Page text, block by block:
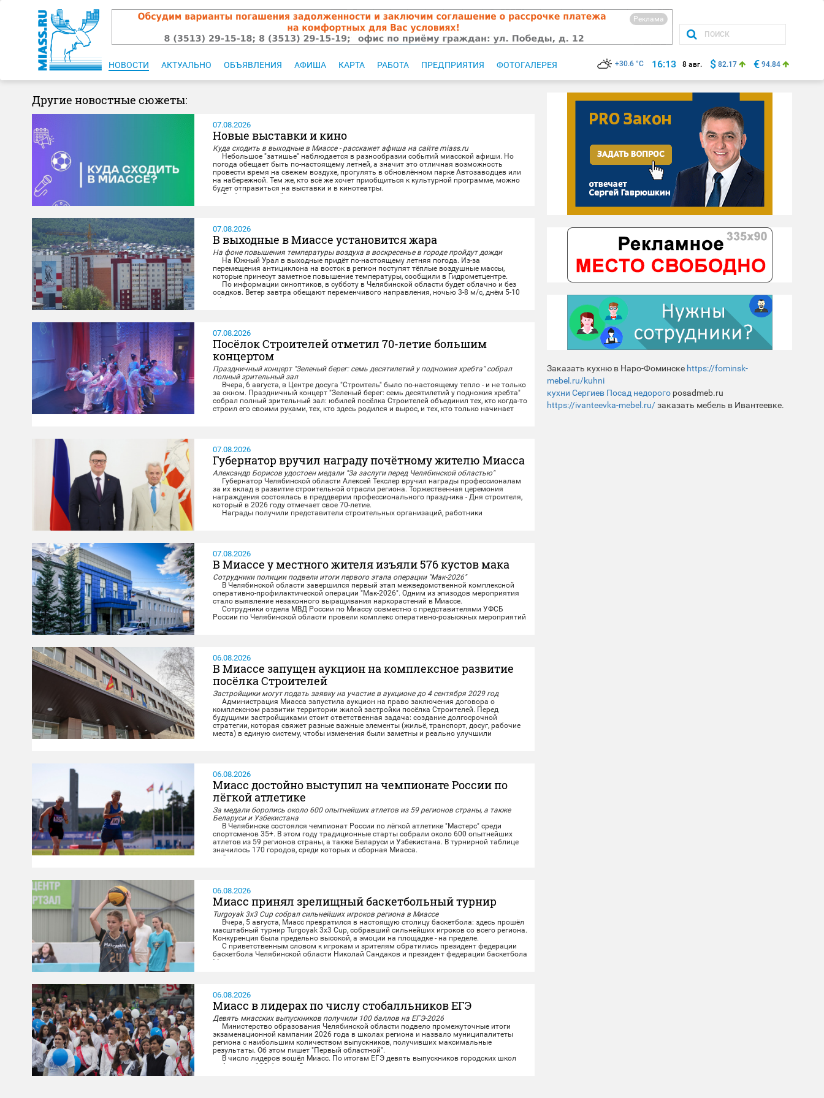
Реклама
НОВОСТИ АКТУАЛЬНО ОБЪЯВЛЕНИЯ АФИША КАРТА РАБОТА ПРЕДПРИЯТИЯ ФОТОГАЛЕРЕЯ +30.6 °C 16:13 8 авг. $ 82.17 € 94.84
Другие новостные сюжеты:
07.08.2026
Новые выставки и кино
Куда сходить в выходные в Миассе - расскажет афиша на сайте miass.ru
Небольшое "затишье" наблюдается в разнообразии событий миасской афиши. Но
погода обещает быть по-настоящему летней, а значит это отличная возможность
провести время на свежем воздухе, прогулять в обновлённом парке Автозаводцев или
на набережной. Тем же, кто всё же хочет приобщиться к культурной программе, можно
будет отправиться на выставки и в кинотеатры.
Любители спокойного времяпрепровождения...
07.08.2026
В выходные в Миассе установится жара
На фоне повышения температуры воздуха в воскресенье в городе пройдут дожди
На Южный Урал в выходные придёт по-настоящему летняя погода. Из-за
перемещения антициклона на восток в регион поступят тёплые воздушные массы,
которые принесут заметное повышение температуры, сообщили в Гидрометцентре.
По информации синоптиков, в субботу в Челябинской области будет облачно и без
осадков. Ветер завтра обещают переменчивого направления, ночью 3-8 м/с, днём 5-10
м/с, местами порывы...
07.08.2026
Посёлок Строителей отметил 70-летие большим
концертом
Праздничный концерт "Зеленый берег: семь десятилетий у подножия хребта" собрал
полный зрительный зал
Вчера, 6 августа, в Центре досуга "Строитель" было по-настоящему тепло - и не только
за окном. Праздничный концерт "Зеленый берег: семь десятилетий у подножия хребта"
собрал полный зрительный зал: юбилей посёлка Строителей объединил тех, кто когда-то
строил его своими руками, тех, кто здесь родился и вырос, и тех, кто только начинает
свою историю на этой земле.
07.08.2026
Губернатор вручил награду почётному жителю Миасса
Александр Борисов удостоен медали "За заслуги перед Челябинской областью"
Губернатор Челябинской области Алексей Текслер вручил награды профессионалам
за их вклад в развитие строительной отрасли региона. Торжественная церемония
награждения состоялась в преддверии профессионального праздника - Дня строителя,
который в 2026 году отмечает свое 70-летие.
Награды получили представители строительных организаций, работники
министерства и подведомственных учреждений из...
07.08.2026
В Миассе у местного жителя изъяли 576 кустов мака
Сотрудники полиции подвели итоги первого этапа операции "Мак-2026"
В Челябинской области завершился первый этап межведомственной комплексной
оперативно-профилактической операции "Мак-2026". Одним из эпизодов мероприятия
стало выявление незаконного выращивания наркорастений в Миассе.
Сотрудники отдела МВД России по Миассу совместно с представителями УФСБ
России по Челябинской области провели комплекс оперативно-розыскных мероприятий
06.08.2026
В Миассе запущен аукцион на комплексное развитие
посёлка Строителей
Застройщики могут подать заявку на участие в аукционе до 4 сентября 2029 год
Администрация Миасса запустила аукцион на право заключения договора о
комплексном развитии территории жилой застройки посёлка Строителей.️ Перед
будущими застройщиками стоит ответственная задача: создание долгосрочной
стратегии, которая свяжет разные важные элементы (жильё, транспорт, досуг, рабочие
места) в единую систему, чтобы изменения были заметны и реально улучшили
06.08.2026
Миасс достойно выступил на чемпионате России по
лёгкой атлетике
За медали боролись около 600 опытнейших атлетов из 59 регионов страны, а также
Беларуси и Узбекистана
В Челябинске состоялся чемпионат России по лёгкой атлетике "Мастерс" среди
спортсменов 35+. В этом году традиционные старты собрали около 600 опытнейших
атлетов из 59 регионов страны, а также Беларуси и Узбекистана. В турнирной таблице
значилось 170 городов, среди которых и сборная Миасса.
Опытные миасские лёгкоатлеты показали отличные результаты на личных
06.08.2026
Миасс принял зрелищный баскетбольный турнир
Turgoyak 3x3 Cup собрал сильнейших игроков региона в Миассе
Вчера, 5 августа, Миасс превратился в настоящую столицу баскетбола: здесь прошёл
масштабный турнир Turgoyak 3x3 Cup, собравший сильнейших игроков со всего региона.
Конкуренция была предельно высокой, а эмоции на площадке - на пределе.
С приветственным словом к игрокам и зрителям обратились президент федерации
баскетбола Челябинской области Николай Сандаков и президент федерации баскетбола
Миасса...
06.08.2026
Миасс в лидерах по числу стобалльников ЕГЭ
Девять миасских выпускников получили 100 баллов на ЕГЭ-2026
Министерство образования Челябинской области подвело промежуточные итоги
экзаменационной кампании 2026 года в школах региона и назвало муниципалитеты
региона с наибольшим количеством выпускников, получивших максимальные
результаты. Об этом пишет "Первый областной".
В число лидеров вошёл Миасс. По итогам ЕГЭ девять выпускников городских школ
набрали по 100 баллов. Высоких результатов миасские...
Заказать кухню в Наро-Фоминске https://fominsk-
mebel.ru/kuhni
кухни Сергиев Посад недорого posadmeb.ru
https://ivanteevka-mebel.ru/заказать мебель в Ивантеевке.